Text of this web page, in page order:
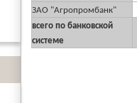
ЗАО "Агропромбанк"
всего по банковской
системе